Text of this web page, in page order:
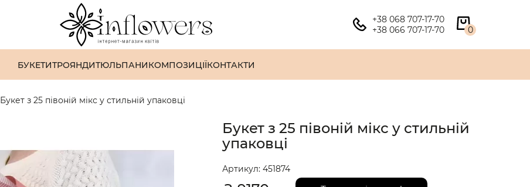
+38 068 707-17-70
+38 066 707-17-70
0
БУКЕТИТРОЯНДИТЮЛЬПАНИКОМПОЗИЦІЇКОНТАКТИ
Букет з 25 півоній мікс у стильній упаковці
Букет з 25 півоній мікс у стильній
упаковці
Артикул: 451874